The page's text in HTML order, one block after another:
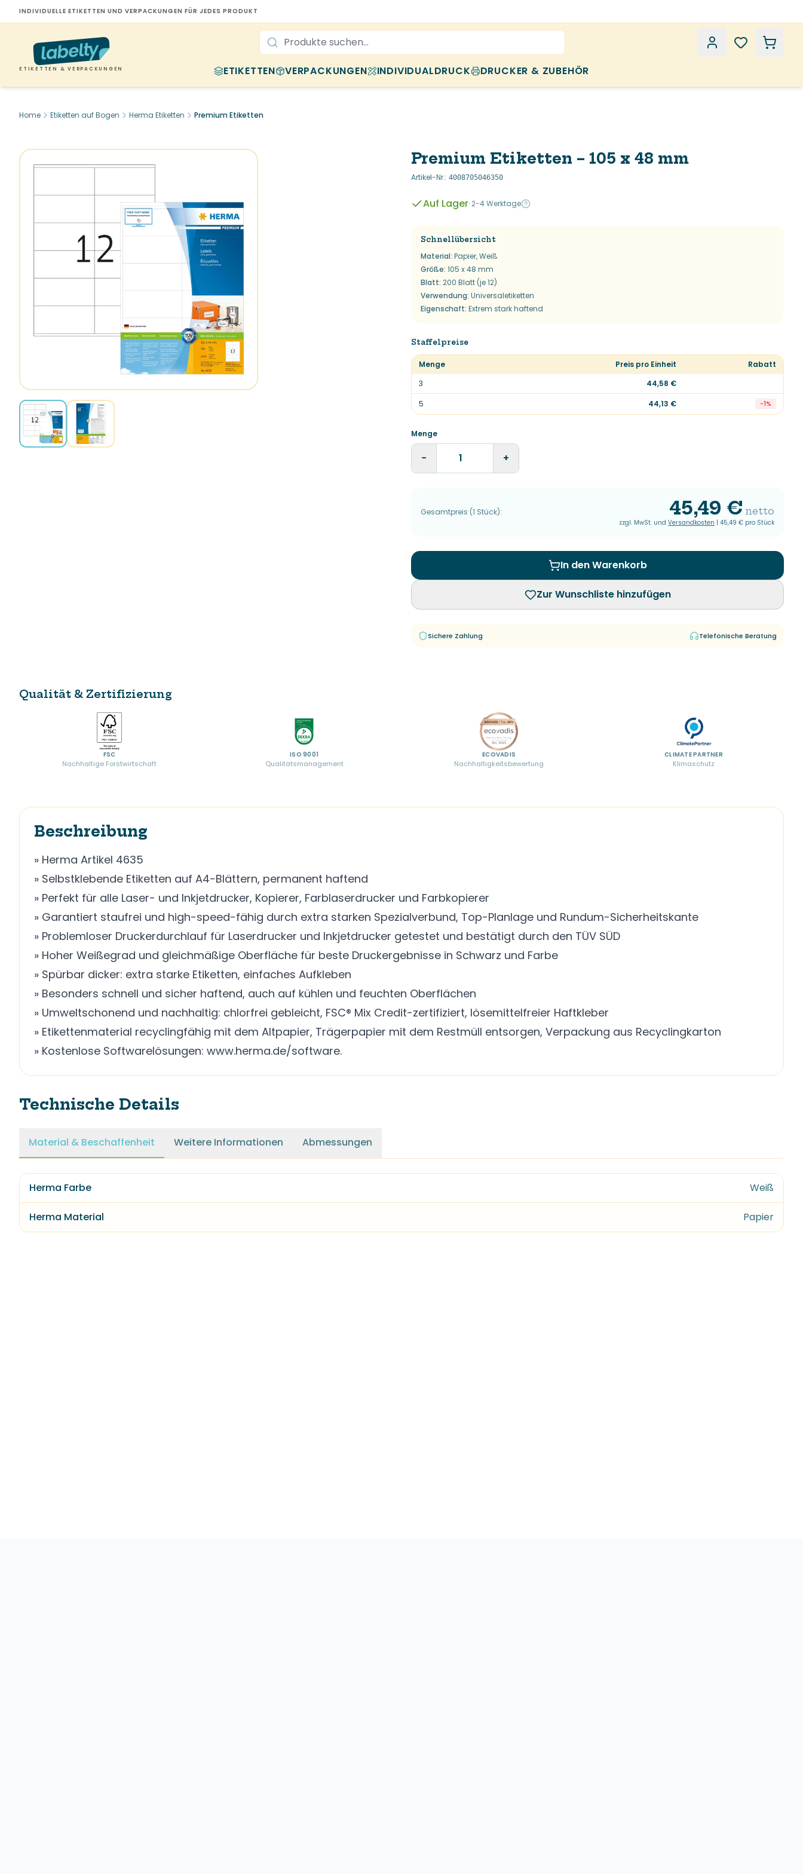
INDIVIDUELLE ETIKETTEN UND VERPACKUNGEN FÜR JEDES PRODUKT
ETIKETTEN & VERPACKUNGEN ETIKETTEN VERPACKUNGEN INDIVIDUALDRUCK DRUCKER & ZUBEHÖR
Home Etiketten auf Bogen Herma Etiketten Premium Etiketten
Premium Etiketten – 105 x 48 mm
Artikel-Nr.: 4008705046350
Auf Lager· 2-4 Werktage
Schnellübersicht
Material: Papier, Weiß
Größe: 105 x 48 mm
Blatt: 200 Blatt (je 12)
Verwendung: Universaletiketten
Eigenschaft: Extrem stark haftend
Staffelpreise
Menge Preis pro Einheit
Rabatt
3
44,58 €
5
44,13 € -1%
Menge
− +
Gesamtpreis (1 Stück): 45,49 € netto
zzgl. MwSt. und Versandkosten | 45,49 € pro Stück
In den Warenkorb
Zur Wunschliste hinzufügen
Sichere Zahlung Telefonische Beratung
Qualität & Zertifizierung
FSC
Nachhaltige Forstwirtschaft
ISO 9001
Qualitätsmanagement
ECOVADIS
Nachhaltigkeitsbewertung
CLIMATE PARTNER
Klimaschutz
Beschreibung
» Herma Artikel 4635
» Selbstklebende Etiketten auf A4-Blättern, permanent haftend
» Perfekt für alle Laser- und Inkjetdrucker, Kopierer, Farblaserdrucker und Farbkopierer
» Garantiert staufrei und high-speed-fähig durch extra starken Spezialverbund, Top-Planlage und Rundum-Sicherheitskante
» Problemloser Druckerdurchlauf für Laserdrucker und Inkjetdrucker getestet und bestätigt durch den TÜV SÜD
» Hoher Weißegrad und gleichmäßige Oberfläche für beste Druckergebnisse in Schwarz und Farbe
» Spürbar dicker: extra starke Etiketten, einfaches Aufkleben
» Besonders schnell und sicher haftend, auch auf kühlen und feuchten Oberflächen
» Umweltschonend und nachhaltig: chlorfrei gebleicht, FSC® Mix Credit-zertifiziert, lösemittelfreier Haftkleber
» Etikettenmaterial recyclingfähig mit dem Altpapier, Trägerpapier mit dem Restmüll entsorgen, Verpackung aus Recyclingkarton
» Kostenlose Softwarelösungen: www.herma.de/software.
Technische Details
Material & Beschaffenheit Weitere Informationen Abmessungen
Herma Farbe Weiß
Herma Material Papier